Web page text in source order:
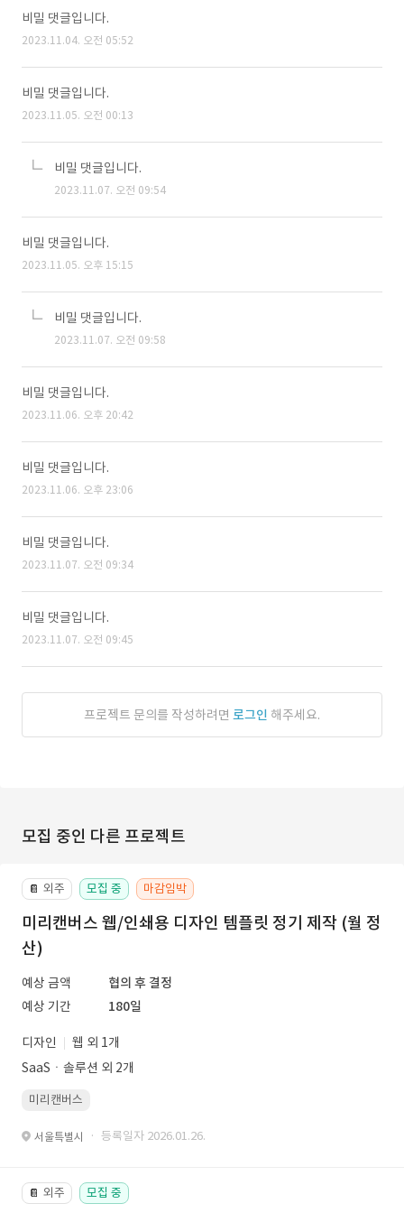
비밀 댓글입니다.
2023.11.04. 오전 05:52
비밀 댓글입니다.
2023.11.05. 오전 00:13
비밀 댓글입니다.
2023.11.07. 오전 09:54
비밀 댓글입니다.
2023.11.05. 오후 15:15
비밀 댓글입니다.
2023.11.07. 오전 09:58
비밀 댓글입니다.
2023.11.06. 오후 20:42
비밀 댓글입니다.
2023.11.06. 오후 23:06
비밀 댓글입니다.
2023.11.07. 오전 09:34
비밀 댓글입니다.
2023.11.07. 오전 09:45
프로젝트 문의를 작성하려면 로그인 해주세요.
모집 중인 다른 프로젝트
📔 외주 모집 중 마감임박
미리캔버스 웹/인쇄용 디자인 템플릿 정기 제작 (월 정
산)
예상 금액
협의 후 결정
예상 기간
180일
디자인
웹 외 1개
SaaSㆍ솔루션 외 2개
미리캔버스
서울특별시 · 등록일자 2026.01.26.
📔 외주 모집 중